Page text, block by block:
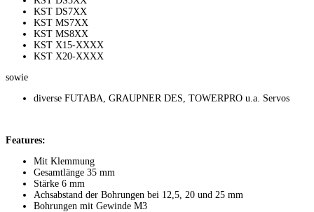
KST DS7XX
KST MS7XX
KST MS8XX
KST X15-XXXX
KST X20-XXXX
sowie
diverse FUTABA, GRAUPNER DES, TOWERPRO u.a. Servos
Features:
Mit Klemmung
Gesamtlänge 35 mm
Stärke 6 mm
Achsabstand der Bohrungen bei 12,5, 20 und 25 mm
Bohrungen mit Gewinde M3